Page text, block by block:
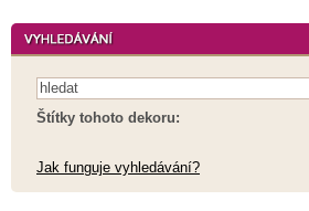
Štítky tohoto dekoru:
Jak funguje vyhledávání?